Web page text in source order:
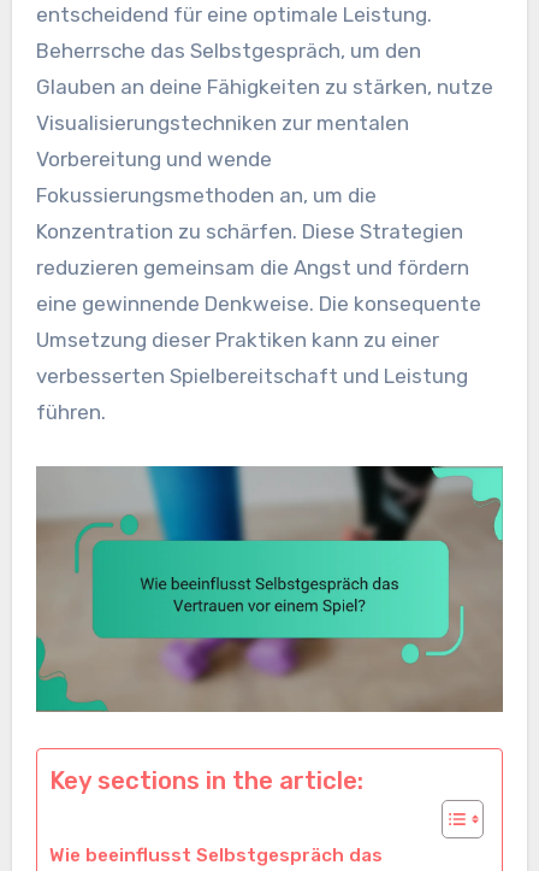
entscheidend für eine optimale Leistung.
Beherrsche das Selbstgespräch, um den
Glauben an deine Fähigkeiten zu stärken, nutze
Visualisierungstechniken zur mentalen
Vorbereitung und wende
Fokussierungsmethoden an, um die
Konzentration zu schärfen. Diese Strategien
reduzieren gemeinsam die Angst und fördern
eine gewinnende Denkweise. Die konsequente
Umsetzung dieser Praktiken kann zu einer
verbesserten Spielbereitschaft und Leistung
führen.
Key sections in the article:
Wie beeinflusst Selbstgespräch das